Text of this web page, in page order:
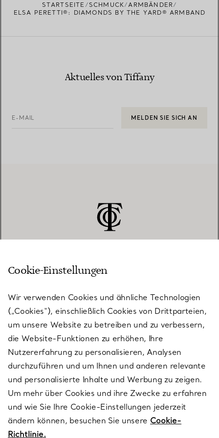
STARTSEITE SCHMUCK
ARMBÄNDER
ELSA PERETTI®: DIAMONDS BY THE YARD® ARMBAND
Aktuelles von Tiffany
E-MAIL MELDEN SIE SICH AN
KUNDENSERVICE
SERVICES
ÜBER TIFFANY & CO.
RECHTLICHE HINWEISE
FOLGEN SIE UNS
Cookie-Einstellungen
Wir verwenden Cookies und ähnliche Technologien
(„Cookies“), einschließlich Cookies von Drittparteien,
um unsere Website zu betreiben und zu verbessern,
die Website-Funktionen zu erhöhen, Ihre
Nutzererfahrung zu personalisieren, Analysen
durchzuführen und um Ihnen und anderen relevante
und personalisierte Inhalte und Werbung zu zeigen.
Um mehr über Cookies und ihre Zwecke zu erfahren
und wie Sie Ihre Cookie-Einstellungen jederzeit
ändern können, besuchen Sie unsere Cookie-
Richtlinie.